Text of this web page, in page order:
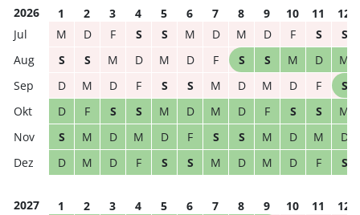
2026 1 2 3 4 5 6 7 8 9 10 11
12
M
D F S S M D M D F S
S
S
S M D M D F S S M D
M
D
M D F S S M D M D F
S
D
F S S M D M D F S S
M
S
M D M D F S S M D M
D
D
M D F S S M D M D F S
2027 1 2 3 4 5 6 7 8 9 10 11
12